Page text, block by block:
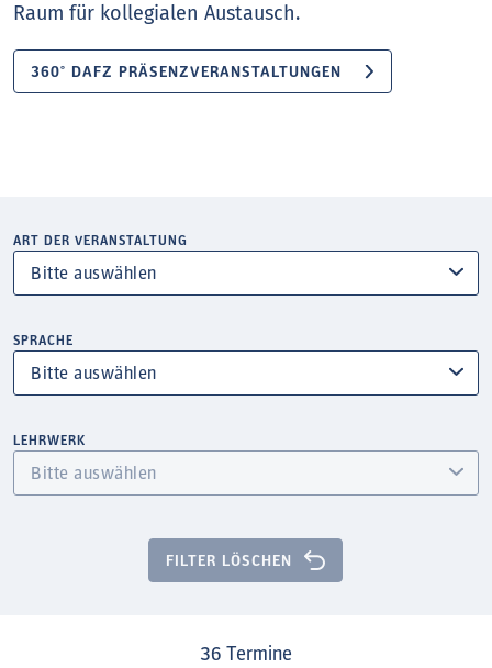
Raum für kollegialen Austausch.
360° DAFZ PRÄSENZVERANSTALTUNGEN
ART DER VERANSTALTUNG
SPRACHE
LEHRWERK
FILTER LÖSCHEN
36 Termine